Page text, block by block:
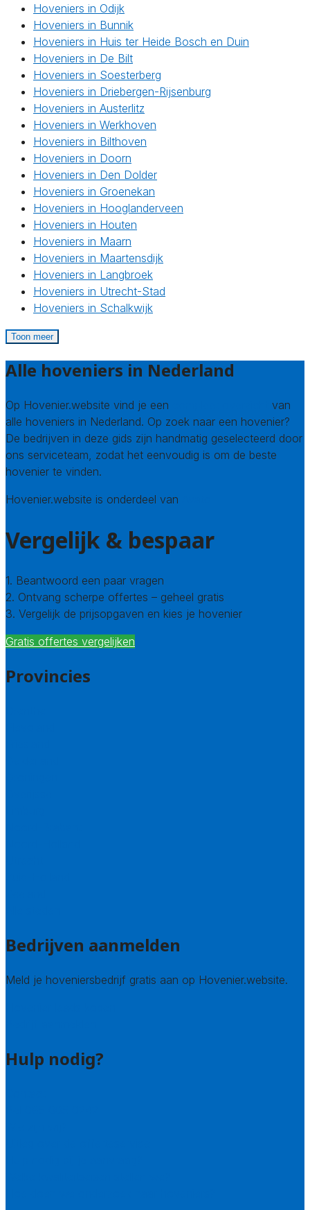
Hoveniers in Odijk
Hoveniers in Bunnik
Hoveniers in Huis ter Heide Bosch en Duin
Hoveniers in De Bilt
Hoveniers in Soesterberg
Hoveniers in Driebergen-Rijsenburg
Hoveniers in Austerlitz
Hoveniers in Werkhoven
Hoveniers in Bilthoven
Hoveniers in Doorn
Hoveniers in Den Dolder
Hoveniers in Groenekan
Hoveniers in Hooglanderveen
Hoveniers in Houten
Hoveniers in Maarn
Hoveniers in Maartensdijk
Hoveniers in Langbroek
Hoveniers in Utrecht-Stad
Hoveniers in Schalkwijk
Toon meer
Alle hoveniers in Nederland
Op Hovenier.website vind je een
van
alle hoveniers in Nederland. Op zoek naar een hovenier?
De bedrijven in deze gids zijn handmatig geselecteerd door
ons serviceteam, zodat het eenvoudig is om de beste
hovenier te vinden.
Hovenier.website is onderdeel van
Vergelijk & bespaar
1. Beantwoord een paar vragen
2. Ontvang scherpe offertes – geheel gratis
3. Vergelijk de prijsopgaven en kies je hovenier
Gratis offertes vergelijken
Provincies
Bedrijven aanmelden
Meld je hoveniersbedrijf gratis aan op Hovenier.website.
Hulp nodig?